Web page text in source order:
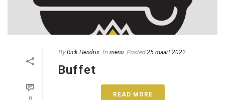
0
By Rick Hendrix In menu Posted 25 maart 2022
Buffet
READ MORE